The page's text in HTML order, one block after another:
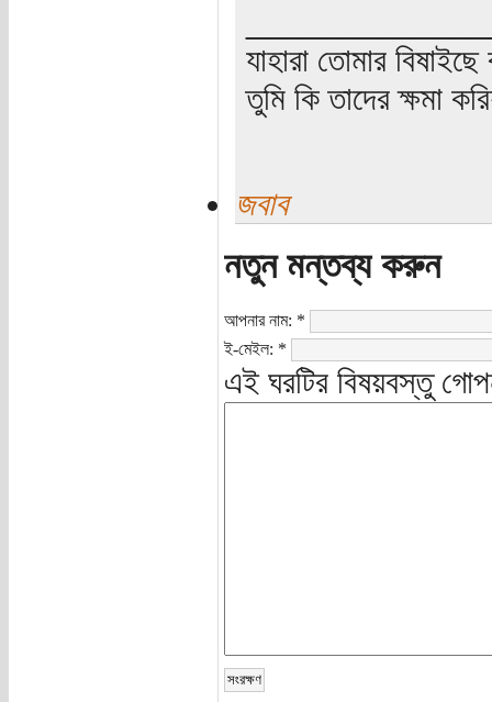
যাহারা তোমার
তুমি কি তাদের ক্ষমা
জবাব
নতুন মন্তব্য করুন
আপনার নাম: *
ই-মেইল: *
এই ঘরটির বিষয়বস্তু